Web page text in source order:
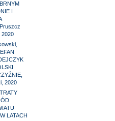
I
2020
2020
LATACH